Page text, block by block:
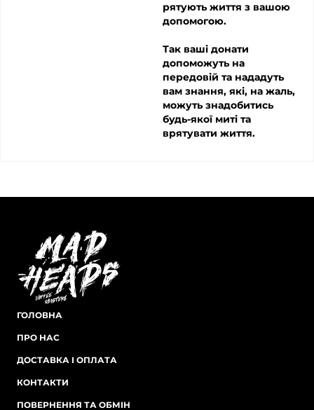
рятують життя з вашою
допомогою.
Так ваші донати
допоможуть на
передовій та нададуть
вам знання, які, на жаль,
можуть знадобитись
будь-якої миті та
врятувати життя.
ГОЛОВНА
ПРО НАС
ДОСТАВКА І ОПЛАТА
КОНТАКТИ
ПОВЕРНЕННЯ ТА ОБМІН